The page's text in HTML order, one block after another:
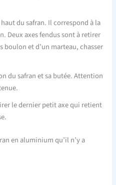
du safran. Il correspond à la
Deux axes fendus sont à retirer
boulon et d’un marteau, chasser
du safran et sa butée. Attention
le dernier petit axe qui retient
en aluminium qu’il n’y a